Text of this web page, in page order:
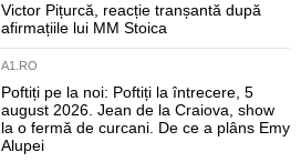
Victor Pițurcă, reacție tranșantă după
afirmațiile lui MM Stoica
A1.RO
Poftiți pe la noi: Poftiți la întrecere, 5
august 2026. Jean de la Craiova, show
la o fermă de curcani. De ce a plâns Emy
Alupei